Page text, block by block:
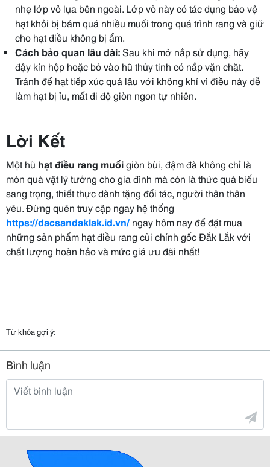
nhẹ lớp vỏ lụa bên ngoài. Lớp vỏ này có tác dụng bảo vệ
hạt khỏi bị bám quá nhiều muối trong quá trình rang và giữ
cho hạt điều không bị ẩm.
Cách bảo quan lâu dài:Sau khi mở nắp sử dụng, hãy
đậy kín hộp hoặc bỏ vào hũ thủy tinh có nắp vặn chặt.
Tránh để hạt tiếp xúc quá lâu với không khí vì điều này dễ
làm hạt bị ỉu, mất đi độ giòn ngon tự nhiên.
Lời Kết
Một hũ hạt điều rang muốigiòn bùi, đậm đà không chỉ là
món quà vặt lý tưởng cho gia đình mà còn là thức quà biếu
sang trọng, thiết thực dành tặng đối tác, người thân thân
yêu. Đừng quên truy cập ngay hệ thống
https://dacsandaklak.id.vn/ ngay hôm nay để đặt mua
những sản phẩm hạt điều rang củi chính gốc Đắk Lắk với
chất lượng hoàn hảo và mức giá ưu đãi nhất!
Từ khóa gợi ý:
Bình luận